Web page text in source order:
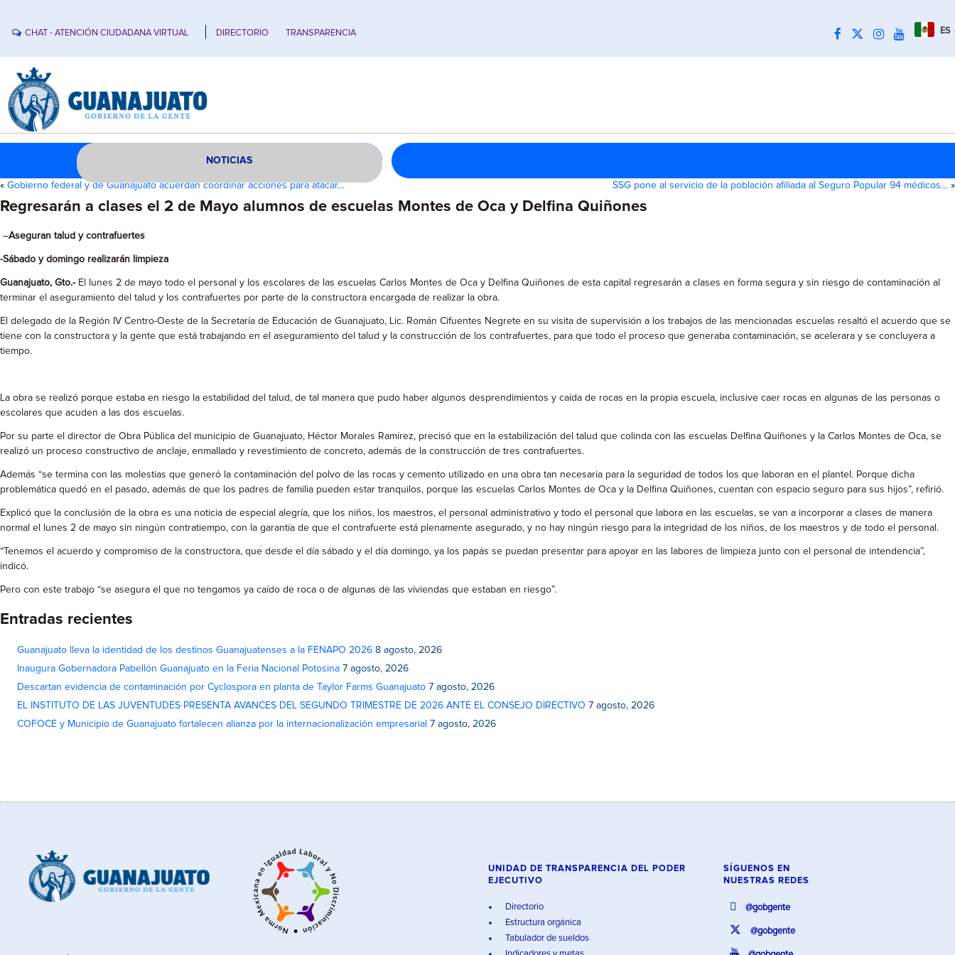
CHAT - ATENCIÓN CIUDADANA VIRTUAL DIRECTORIO TRANSPARENCIA ES
NOTICIAS
« Gobierno federal y de Guanajuato acuerdan coordinar acciones para atacar… SSG pone al servicio de la población afiliada al Seguro Popular 94 médicos… »
Regresarán a clases el 2 de Mayo alumnos de escuelas Montes de Oca y Delfina Quiñones
–Aseguran talud y contrafuertes
-Sábado y domingo realizarán limpieza
Guanajuato, Gto.-El lunes 2 de mayo todo el personal y los escolares de las escuelas Carlos Montes de Oca y Delfina Quiñones de esta capital regresarán a clases en forma segura y sin riesgo de contaminación al
terminar el aseguramiento del talud y los contrafuertes por parte de la constructora encargada de realizar la obra.
El delegado de la Región IV Centro-Oeste de la Secretaría de Educación de Guanajuato, Lic. Román Cifuentes Negrete en su visita de supervisión a los trabajos de las mencionadas escuelas resaltó el acuerdo que se
tiene con la constructora y la gente que está trabajando en el aseguramiento del talud y la construcción de los contrafuertes, para que todo el proceso que generaba contaminación, se acelerara y se concluyera a
tiempo.
La obra se realizó porque estaba en riesgo la estabilidad del talud, de tal manera que pudo haber algunos desprendimientos y caída de rocas en la propia escuela, inclusive caer rocas en algunas de las personas o
escolares que acuden a las dos escuelas.
Por su parte el director de Obra Pública del municipio de Guanajuato, Héctor Morales Ramírez, precisó que en la estabilización del talud que colinda con las escuelas Delfina Quiñones y la Carlos Montes de Oca, se
realizó un proceso constructivo de anclaje, enmallado y revestimiento de concreto, además de la construcción de tres contrafuertes.
Además “se termina con las molestias que generó la contaminación del polvo de las rocas y cemento utilizado en una obra tan necesaria para la seguridad de todos los que laboran en el plantel. Porque dicha
problemática quedó en el pasado, además de que los padres de familia pueden estar tranquilos, porque las escuelas Carlos Montes de Oca y la Delfina Quiñones, cuentan con espacio seguro para sus hijos”, refirió.
Explicó que la conclusión de la obra es una noticia de especial alegría, que los niños, los maestros, el personal administrativo y todo el personal que labora en las escuelas, se van a incorporar a clases de manera
normal el lunes 2 de mayo sin ningún contratiempo, con la garantía de que el contrafuerte está plenamente asegurado, y no hay ningún riesgo para la integridad de los niños, de los maestros y de todo el personal.
“Tenemos el acuerdo y compromiso de la constructora, que desde el día sábado y el día domingo, ya los papás se puedan presentar para apoyar en las labores de limpieza junto con el personal de intendencia”,
indicó.
Pero con este trabajo “se asegura el que no tengamos ya caído de roca o de algunas de las viviendas que estaban en riesgo”.
Entradas recientes
Guanajuato lleva la identidad de los destinos Guanajuatenses a la FENAPO 2026 8 agosto, 2026
Inaugura Gobernadora Pabellón Guanajuato en la Feria Nacional Potosina 7 agosto, 2026
Descartan evidencia de contaminación por Cyclospora en planta de Taylor Farms Guanajuato 7 agosto, 2026
EL INSTITUTO DE LAS JUVENTUDES PRESENTA AVANCES DEL SEGUNDO TRIMESTRE DE 2026 ANTE EL CONSEJO DIRECTIVO 7 agosto, 2026
COFOCE y Municipio de Guanajuato fortalecen alianza por la internacionalización empresarial 7 agosto, 2026
UNIDAD DE TRANSPARENCIA DEL PODER
EJECUTIVO
Directorio
Estructura orgánica
Tabulador de sueldos
SÍGUENOS EN
NUESTRAS REDES
@gobgente
@gobgente